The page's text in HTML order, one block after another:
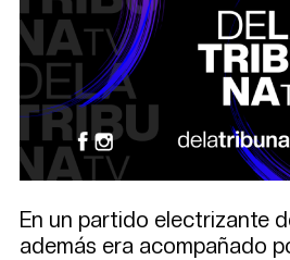
En un partido electrizante
además era acompañado